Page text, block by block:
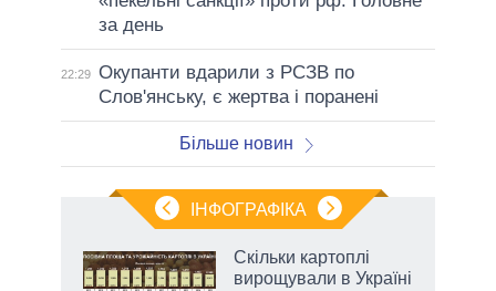
за день
22:29 Окупанти вдарили з РСЗВ по
Слов'янську, є жертва і поранені
Більше новин
ІНФОГРАФІКА
Скільки картоплі
вирощували в Україні